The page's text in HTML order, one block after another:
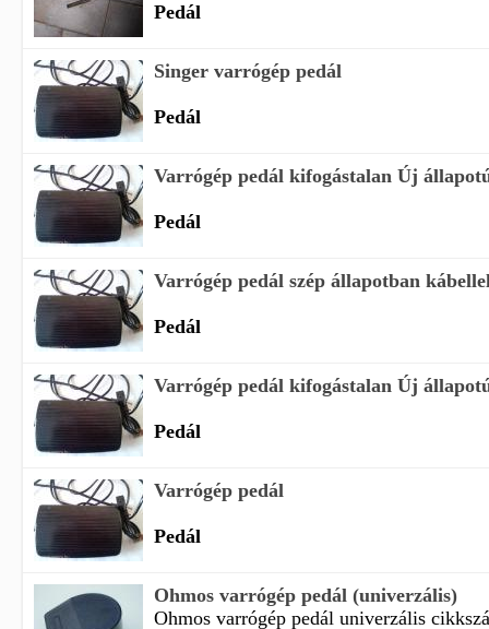
Pedál
Singer varrógép pedál
Pedál
Varrógép pedál kifogástalan Új
Pedál
Varrógép pedál szép állapotban
Pedál
Varrógép pedál kifogástalan Új
Pedál
Varrógép pedál
Pedál
Ohmos varrógép pedál (univerzális)
Ohmos varrógép pedál univerzális